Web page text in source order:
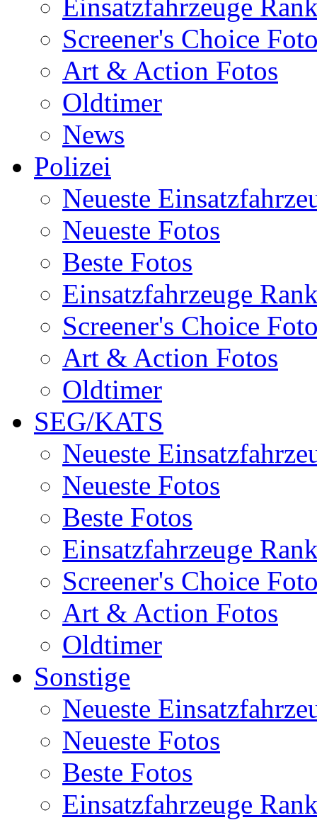
Einsatzfahrzeuge
Screener's Choice
Art & Action Fotos
Oldtimer
News
Polizei
Neueste
Neueste Fotos
Beste Fotos
Einsatzfahrzeuge
Screener's Choice
Art & Action Fotos
Oldtimer
SEG/KATS
Neueste
Neueste Fotos
Beste Fotos
Einsatzfahrzeuge
Screener's Choice
Art & Action Fotos
Oldtimer
Sonstige
Neueste
Neueste Fotos
Beste Fotos
Einsatzfahrzeuge